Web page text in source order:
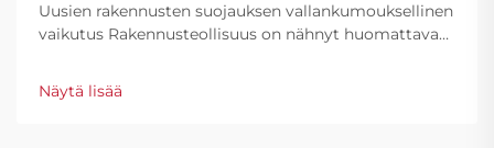
Uusien rakennusten suojauksen vallankumouksellinen
vaikutus Rakennusteollisuus on nähnyt huomattavan
polyureaani-vesitiiviit pinnoitteet ovat nousseet
pelinmuuttajaksi ulkoseiniä ja kattoja suojaavassa
Näytä lisää